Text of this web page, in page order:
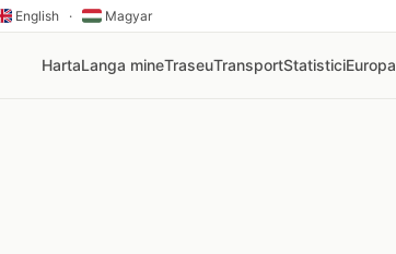
English · Magyar
HartaLanga mineTraseuTransportStatisticiEuropa